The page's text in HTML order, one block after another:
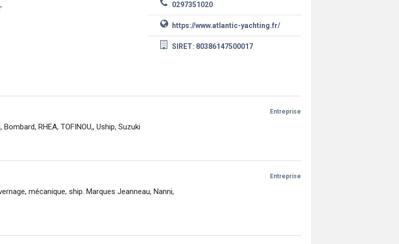
0297351020
https://www.atlantic-yachting.fr/
SIRET: 80386147500017
Entreprise
RHEA, TOFINOU,, Uship, Suzuki
Entreprise
mécanique, ship. Marques Jeanneau, Nanni,